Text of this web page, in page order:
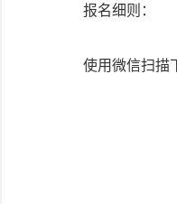
报名细则：
使用微信扫描